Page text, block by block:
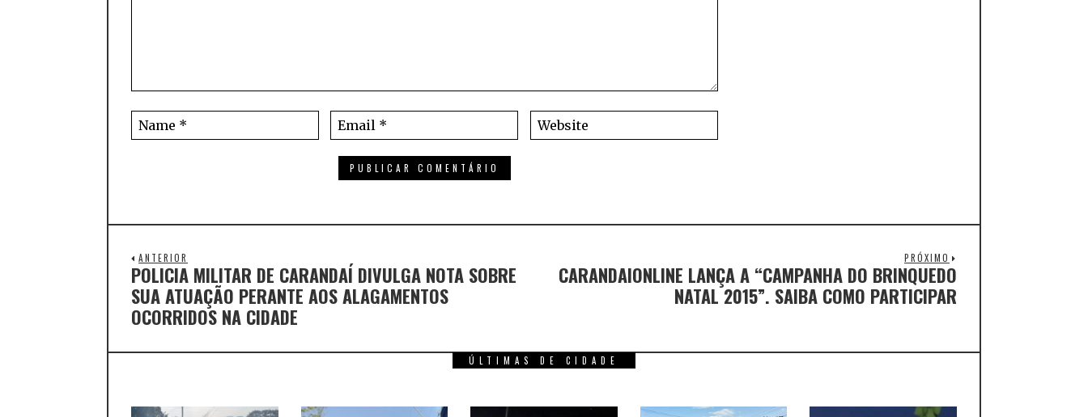
ANTERIOR
POLICIA MILITAR DE CARANDAÍ DIVULGA NOTA SOBRE
SUA ATUAÇÃO PERANTE AOS ALAGAMENTOS
OCORRIDOS NA CIDADE
PRÓXIMO
CARANDAIONLINE LANÇA A “CAMPANHA DO BRINQUEDO
NATAL 2015”. SAIBA COMO PARTICIPAR
ÚLTIMAS DE CIDADE